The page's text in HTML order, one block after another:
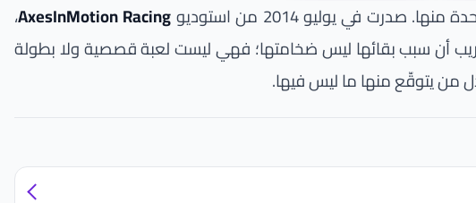
منها. صدرت في يوليو 2014 من استوديو AxesInMotion Racing،
مليون تحميل على متجر جوجل بلاي، ولا تزال تتلقّى تحديثات حتى إصدار 7.13.1. والغريب أن سبب بقائها ليس ضخامتها؛ فهي ليست لعبة قصصية ولا بطولة
من يتوقّع منها ما ليس فيها.